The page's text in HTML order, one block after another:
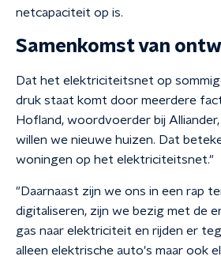
netcapaciteit op is.
Samenkomst van
Dat het elektriciteitsnet op
druk staat komt door meerdere
Hofland, woordvoerder bij
willen we nieuwe huizen. Dat
woningen op het elektriciteitsnet."
"Daarnaast zijn we ons in een rap
digitaliseren, zijn we bezig met de
gas naar elektriciteit en rijden er
alleen elektrische auto's maar ook